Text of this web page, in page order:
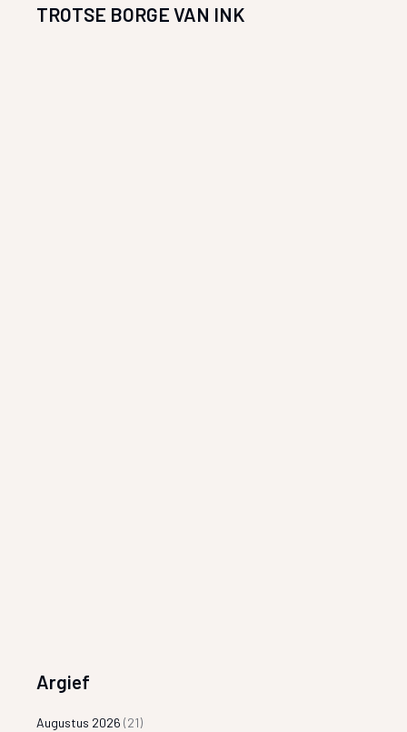
TROTSE BORGE VAN INK
Argief
Augustus 2026 (21)